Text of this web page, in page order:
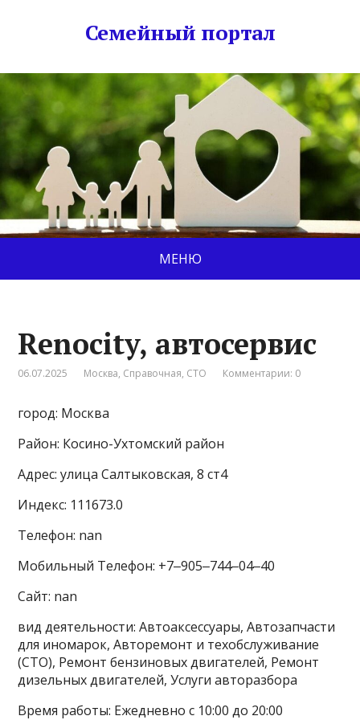
Семейный портал
МЕНЮ
Renocity, автосервис
06.07.2025 Москва, Справочная, СТО Комментарии: 0
город: Москва
Район: Косино-Ухтомский район
Адрес: улица Салтыковская, 8 ст4
Индекс: 111673.0
Телефон: nan
Мобильный Телефон: +7‒905‒744‒04‒40
Сайт: nan
вид деятельности: Автоаксессуары, Автозапчасти
для иномарок, Авторемонт и техобслуживание
(СТО), Ремонт бензиновых двигателей, Ремонт
дизельных двигателей, Услуги авторазбора
Время работы: Ежедневно с 10:00 до 20:00